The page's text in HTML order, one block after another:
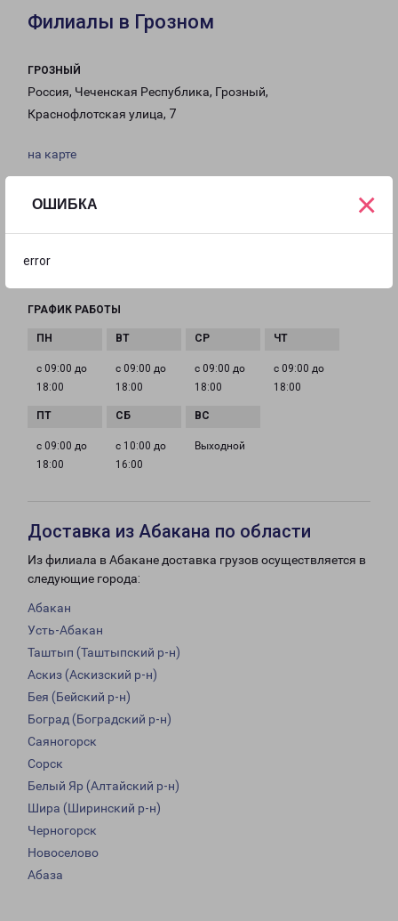
ОШИБКА
error
×
Филиалы в Грозном
ГРОЗНЫЙ
Россия, Чеченская Республика, Грозный,
Краснофлотская улица, 7
на карте
8(8712) 23-70-80; 8-938-907-70-60
ГРАФИК РАБОТЫ
с 09:00 до
18:00
с 09:00 до
18:00
с 09:00 до
18:00
с 09:00 до
18:00
с 09:00 до
18:00
с 10:00 до
16:00
Выходной
Доставка из Абакана по области
Из филиала в Абакане доставка грузов осуществляется в
следующие города:
Абакан
Усть-Абакан
Таштып (Таштыпский р-н)
Аскиз (Аскизский р-н)
Бея (Бейский р-н)
Боград (Боградский р-н)
Саяногорск
Сорск
Белый Яр (Алтайский р-н)
Шира (Ширинский р-н)
Черногорск
Новоселово
Абаза